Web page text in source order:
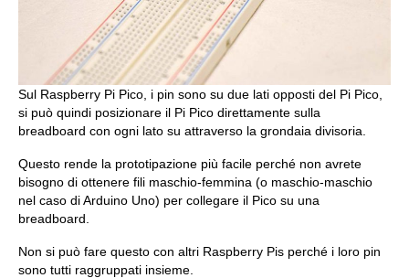
Sul Raspberry Pi Pico, i pin sono su due lati opposti del Pi Pico,
si può quindi posizionare il Pi Pico direttamente sulla
breadboard con ogni lato su attraverso la grondaia divisoria.
Questo rende la prototipazione più facile perché non avrete
bisogno di ottenere fili maschio-femmina (o maschio-maschio
nel caso di Arduino Uno) per collegare il Pico su una
breadboard.
Non si può fare questo con altri Raspberry Pis perché i loro pin
sono tutti raggruppati insieme.